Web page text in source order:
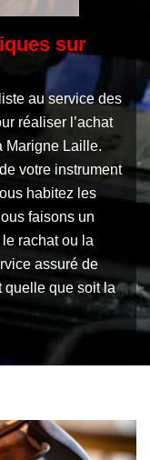
sur
au service des
réaliser l’achat
Marigne Laille.
votre instrument
habitez les
faisons un
rachat ou la
assuré de
quelle que soit la